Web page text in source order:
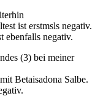
ist erstmsls negativ.
ebenfalls negativ.
(3) bei meiner
Betaisadona Salbe.